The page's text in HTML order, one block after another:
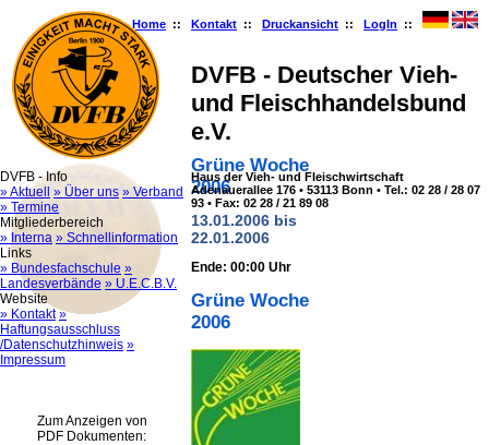
Home :: Kontakt :: Druckansicht :: LogIn ::
DVFB - Deutscher Vieh-
und Fleischhandelsbund
e.V.
Haus der Vieh- und Fleischwirtschaft
Adenauerallee 176 • 53113 Bonn • Tel.: 02 28 / 28 07
93 • Fax: 02 28 / 21 89 08
DVFB - Info
» Aktuell
» Über uns » Verband
» Termine
Mitgliederbereich
» Interna » Schnellinformation
Links
» Bundesfachschule »
Landesverbände » U.E.C.B.V.
Website
» Kontakt »
Haftungsausschluss
/Datenschutzhinweis »
Impressum
Zum Anzeigen von
PDF Dokumenten:
Grüne Woche
2006
13.01.2006 bis
22.01.2006
Ende: 00:00 Uhr
Grüne Woche
2006